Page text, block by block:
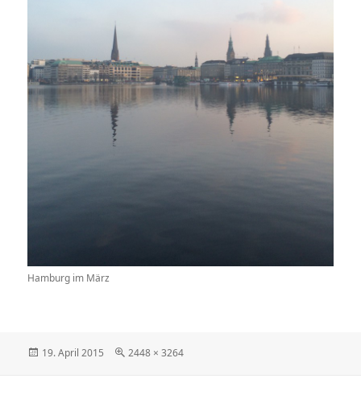
Hamburg im März
Veröffentlicht
19. April 2015 Originalgröße
2448 × 3264